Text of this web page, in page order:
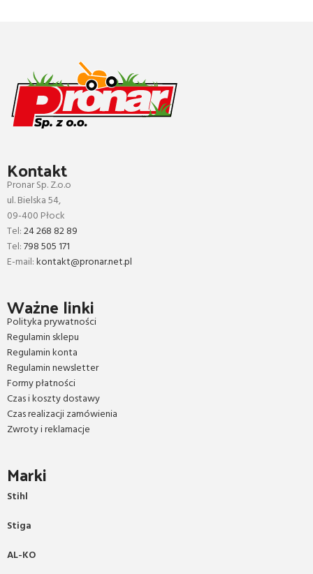
Kontakt
Pronar Sp. Z.o.o
ul. Bielska 54,
09-400 Płock
Tel:24 268 82 89
Tel:798 505 171
E-mail:kontakt@pronar.net.pl
Ważne linki
Polityka prywatności
Regulamin sklepu
Regulamin konta
Regulamin newsletter
Formy płatności
Czas i koszty dostawy
Czas realizacji zamówienia
Zwroty i reklamacje
Marki
Stihl
Stiga
AL-KO